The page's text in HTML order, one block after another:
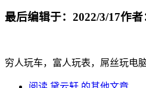
最后编辑于：2022/3/17作者
穷人玩车，富人玩表，屌丝玩电脑